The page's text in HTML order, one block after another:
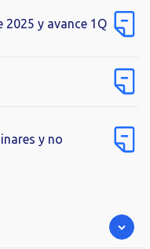
y avance 1Q
y no